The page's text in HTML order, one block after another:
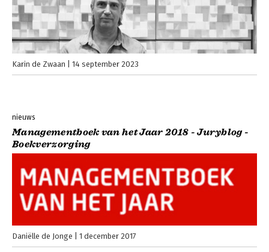
Karin de Zwaan 14 september 2023
nieuws
Managementboek van het Jaar 2018 - Juryblog -
Boekverzorging
Daniëlle de Jonge 1 december 2017